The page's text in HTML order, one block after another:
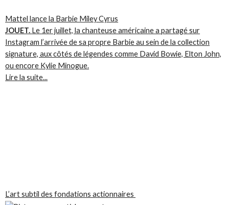
Mattel lance la Barbie Miley Cyrus
JOUET. Le 1er juillet, la chanteuse américaine a partagé sur
Instagram l’arrivée de sa propre Barbie au sein de la collection
signature, aux côtés de légendes comme David Bowie, Elton John,
ou encore Kylie Minogue.
Lire la suite...
L’art subtil des fondations actionnaires